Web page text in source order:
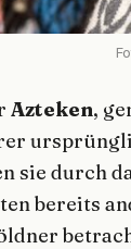
Azteken,
sie durch
bereits